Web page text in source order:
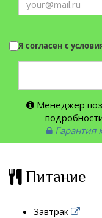
Я согласен с
Менеджер
Гарантия
Питание
Завтрак